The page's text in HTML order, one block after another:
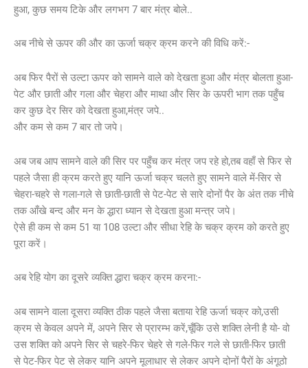
हुआ, कुछ समय टिके और लगभग 7 बार मंत्र बोले..
अब नीचे से ऊपर की और का ऊर्जा चक्र क्रम करने की विधि करें:-
अब फिर पैरों से उल्टा ऊपर को सामने वाले को देखता हुआ और मंत्र बोलता हुआ-
पेट और छाती और गला और चेहरा और माथा और सिर के ऊपरी भाग तक पहुँच
कर कुछ देर सिर को देखता हुआ,मंत्र जपे..
और कम से कम 7 बार तो जपे।
अब जब आप सामने वाले की सिर पर पहुँच कर मंत्र जप रहे हो,तब वहाँ से फिर से
पहले जैसा ही क्रम करते हुए यानि ऊर्जा चक्र चलते हुए सामने वाले में-सिर से
चेहरा-चहरे से गला-गले से छाती-छाती से पेट-पेट से सारे दोनों पैर के अंत तक नीचे
तक आँखे बन्द और मन के द्धारा ध्यान से देखता हुआ मन्त्र जपे।
ऐसे ही कम से कम 51 या 108 उल्टा और सीधा रेहि के चक्र क्रम को करते हुए
पूरा करें।
अब रेहि योग का दूसरे व्यक्ति द्धारा चक्र क्रम करना:-
अब सामने वाला दूसरा व्यक्ति ठीक पहले जैसा बताया रेहि ऊर्जा चक्र को,उसी
क्रम से केवल अपने में, अपने सिर से प्रारम्भ करें,चूँकि उसे शक्ति लेनी है यो- वो
उस शक्ति को अपने सिर से चहरे-फिर चेहरे से गले-फिर गले से छाती-फिर छाती
से पेट-फिर पेट से लेकर यानि अपने मूलाधार से लेकर अपने दोनों पैरों के अंगूठो